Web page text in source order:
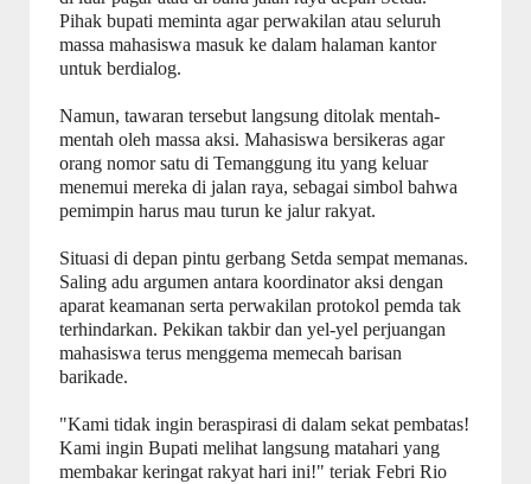
Pihak bupati meminta agar perwakilan atau seluruh
massa mahasiswa masuk ke dalam halaman kantor
untuk berdialog.
Namun, tawaran tersebut langsung ditolak mentah-
mentah oleh massa aksi. Mahasiswa bersikeras agar
orang nomor satu di Temanggung itu yang keluar
menemui mereka di jalan raya, sebagai simbol bahwa
pemimpin harus mau turun ke jalur rakyat.
Situasi di depan pintu gerbang Setda sempat memanas.
Saling adu argumen antara koordinator aksi dengan
aparat keamanan serta perwakilan protokol pemda tak
terhindarkan. Pekikan takbir dan yel-yel perjuangan
mahasiswa terus menggema memecah barisan
barikade.
"Kami tidak ingin beraspirasi di dalam sekat pembatas!
Kami ingin Bupati melihat langsung matahari yang
membakar keringat rakyat hari ini!" teriak Febri Rio